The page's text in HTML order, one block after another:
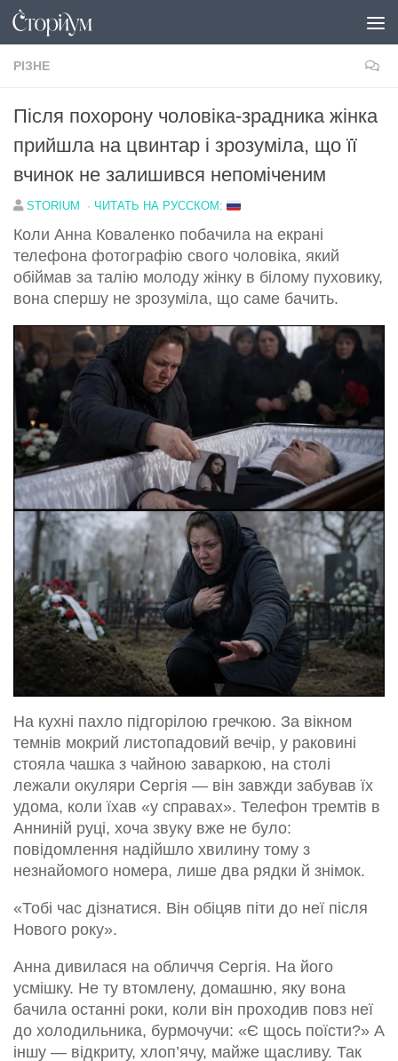
Перейти до вмісту
РІЗНЕ
Після похорону чоловіка-зрадника жінка
прийшла на цвинтар і зрозуміла, що її
вчинок не залишився непоміченим
STORIUM · ЧИТАТЬ НА РУССКОМ:
Коли Анна Коваленко побачила на екрані
телефона фотографію свого чоловіка, який
обіймав за талію молоду жінку в білому пуховику,
вона спершу не зрозуміла, що саме бачить.
На кухні пахло підгорілою гречкою. За вікном
темнів мокрий листопадовий вечір, у раковині
стояла чашка з чайною заваркою, на столі
лежали окуляри Сергія — він завжди забував їх
удома, коли їхав «у справах». Телефон тремтів в
Анниній руці, хоча звуку вже не було:
повідомлення надійшло хвилину тому з
незнайомого номера, лише два рядки й знімок.
«Тобі час дізнатися. Він обіцяв піти до неї після
Нового року».
Анна дивилася на обличчя Сергія. На його
усмішку. Не ту втомлену, домашню, яку вона
бачила останні роки, коли він проходив повз неї
до холодильника, бурмочучи: «Є щось поїсти?» А
іншу — відкриту, хлоп’ячу, майже щасливу. Так